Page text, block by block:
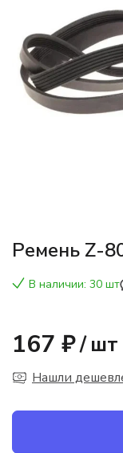
Ремень Z-
В наличии: 30 шт
167 ₽/ шт
Нашли